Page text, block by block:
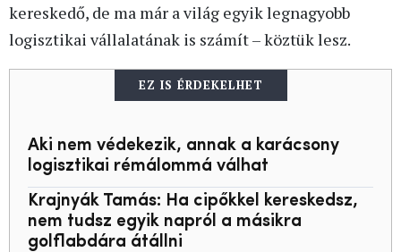
kereskedő, de ma már a világ egyik legnagyobb
logisztikai vállalatának is számít – köztük lesz.
EZ IS ÉRDEKELHET
Aki nem védekezik, annak a karácsony
logisztikai rémálommá válhat
Krajnyák Tamás: Ha cipőkkel kereskedsz,
nem tudsz egyik napról a másikra
golflabdára átállni